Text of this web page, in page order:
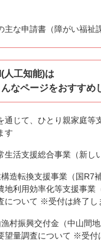
主な申請書（障がい福祉課
人工知能)は
んなページをおすすめ
通じて、ひとり親家庭等
す
生活支援総合事業（新し
造転換支援事業（国R7
地利用効率化等支援事業
について ※受付は終了
村振興交付金（中山間
望量調査について ※受付